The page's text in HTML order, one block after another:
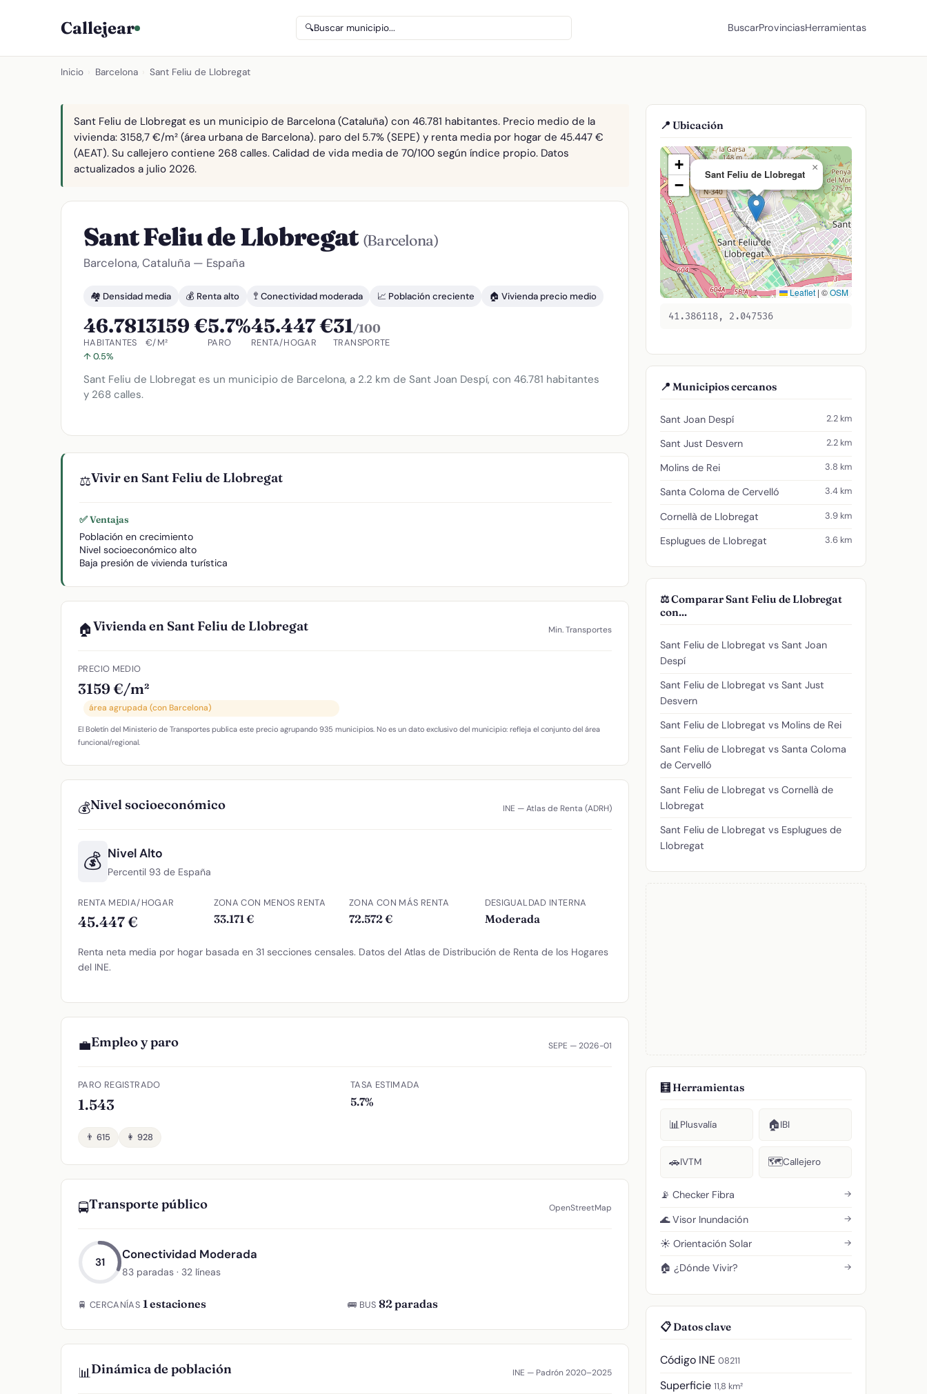
Callejear 🔍Buscar municipio... BuscarProvinciasHerramientas
Inicio Barcelona Sant Feliu de Llobregat
Sant Feliu de Llobregat es un municipio de Barcelona (Cataluña) con 46.781 habitantes. Precio medio de la
vivienda: 3158,7 €/m² (área urbana de Barcelona). paro del 5.7% (SEPE) y renta media por hogar de 45.447 €
(AEAT). Su callejero contiene 268 calles. Calidad de vida media de 70/100 según índice propio. Datos
actualizados a julio 2026.
Sant Feliu de Llobregat (Barcelona)
Barcelona, Cataluña — España
🏘️ Densidad media 💰 Renta alto 🚏 Conectividad moderada 📈 Población creciente 🏠 Vivienda precio medio
46.781
HABITANTES
↑ 0.5%
3159 €
€/M²
5.7%
PARO
45.447 €
RENTA/HOGAR
31/100
TRANSPORTE
Sant Feliu de Llobregat es un municipio de Barcelona, a 2.2 km de Sant Joan Despí, con 46.781 habitantes
y 268 calles.
⚖️Vivir en Sant Feliu de Llobregat
✅ Ventajas
Población en crecimiento
Nivel socioeconómico alto
Baja presión de vivienda turística
🏠Vivienda en Sant Feliu de Llobregat Min. Transportes
PRECIO MEDIO
3159 €/m²
área agrupada (con Barcelona)
El Boletín del Ministerio de Transportes publica este precio agrupando 935 municipios. No es un dato exclusivo del municipio: refleja el conjunto del área
funcional/regional.
💰Nivel socioeconómico INE — Atlas de Renta (ADRH)
💰 Nivel Alto
Percentil 93 de España
RENTA MEDIA/HOGAR
45.447 €
ZONA CON MENOS RENTA
33.171 €
ZONA CON MÁS RENTA
72.572 €
DESIGUALDAD INTERNA
Moderada
Renta neta media por hogar basada en 31 secciones censales. Datos del Atlas de Distribución de Renta de los Hogares
del INE.
💼Empleo y paro SEPE — 2026-01
PARO REGISTRADO
1.543
TASA ESTIMADA
5.7%
👨 615 👩 928
🚍Transporte público OpenStreetMap
31
Conectividad Moderada
83 paradas · 32 líneas
🚆 CERCANÍAS 1 estaciones 🚌 BUS 82 paradas
📊Dinámica de población INE — Padrón 2020–2025
📍 Ubicación
Sant Feliu de Llobregat
×
+
−
Leaflet | ©OSM
41.386118, 2.047536
📍 Municipios cercanos
Sant Joan Despí 2.2 km
Sant Just Desvern 2.2 km
Molins de Rei 3.8 km
Santa Coloma de Cervelló 3.4 km
Cornellà de Llobregat 3.9 km
Esplugues de Llobregat 3.6 km
⚖️ Comparar Sant Feliu de Llobregat
con...
Sant Feliu de Llobregat vs Sant Joan
Despí
Sant Feliu de Llobregat vs Sant Just
Desvern
Sant Feliu de Llobregat vs Molins de Rei
Sant Feliu de Llobregat vs Santa Coloma
de Cervelló
Sant Feliu de Llobregat vs Cornellà de
Llobregat
Sant Feliu de Llobregat vs Esplugues de
Llobregat
🧮 Herramientas
📊Plusvalía 🏠IBI
🚗IVTM 🗺️Callejero
📡 Checker Fibra →
🌊 Visor Inundación →
☀️ Orientación Solar →
🏠 ¿Dónde Vivir? →
📋 Datos clave
Código INE 08211
Superficie 11,8 km²